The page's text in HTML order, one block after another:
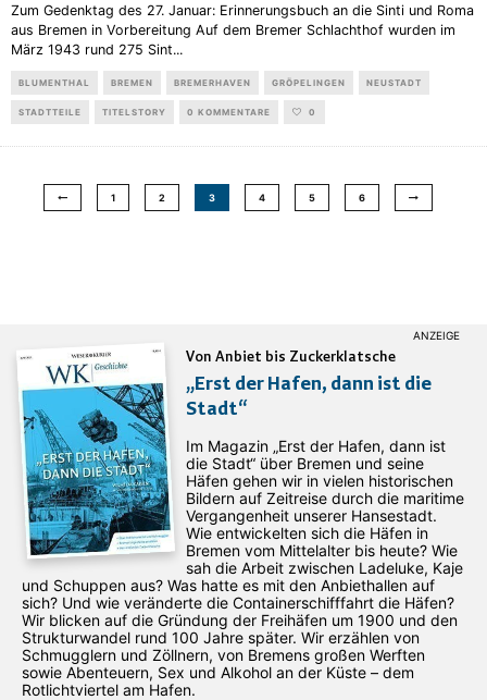
Zum Gedenktag des 27. Januar: Erinnerungsbuch an die Sinti und Roma
aus Bremen in Vorbereitung Auf dem Bremer Schlachthof wurden im
März 1943 rund 275 Sint...
BLUMENTHAL BREMEN BREMERHAVEN GRÖPELINGEN NEUSTADT
STADTTEILE TITELSTORY 0 KOMMENTARE 0
1 2 3 4 5 6
Von Anbiet bis Zuckerklatsche
„Erst der Hafen, dann ist die
Stadt“
Im Magazin „Erst der Hafen, dann ist
die Stadt“ über Bremen und seine
Häfen gehen wir in vielen historischen
Bildern auf Zeitreise durch die maritime
Vergangenheit unserer Hansestadt.
Wie entwickelten sich die Häfen in
Bremen vom Mittelalter bis heute? Wie
sah die Arbeit zwischen Ladeluke, Kaje
und Schuppen aus? Was hatte es mit den Anbiethallen auf
sich? Und wie veränderte die Containerschifffahrt die Häfen?
Wir blicken auf die Gründung der Freihäfen um 1900 und den
Strukturwandel rund 100 Jahre später. Wir erzählen von
Schmugglern und Zöllnern, von Bremens großen Werften
sowie Abenteuern, Sex und Alkohol an der Küste – dem
Rotlichtviertel am Hafen.